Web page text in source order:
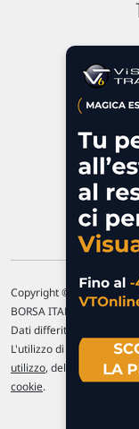
Copyright © 1996-2026
BORSA ITALIANA
Dati differiti di 15 min.
L'utilizzo di questo sito
utilizzo, del Disclaimer
cookie.